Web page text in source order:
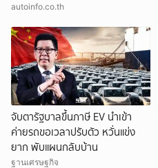
autoinfo.co.th
จับตารัฐบาลขึ้นภาษี EV นำเข้า
ค่ายรถขอเวลาปรับตัว หวั่นแข่ง
ยาก พับแผนกลับบ้าน
ฐานเศรษฐกิจ